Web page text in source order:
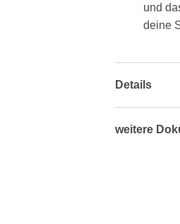
und
deine
Details
weitere